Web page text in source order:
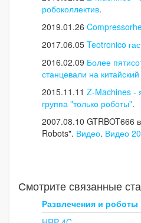
робоколлектив.
2019.01.26
2017.06.05 Teotronico
2016.02.09 Более
станцевали на
2015.11.11 Z-Machines -
группа "только роботы".
2007.08.10 GTRBOT666
Robots". Видео. Видео
Смотрите связанные
Развлечения и роботы